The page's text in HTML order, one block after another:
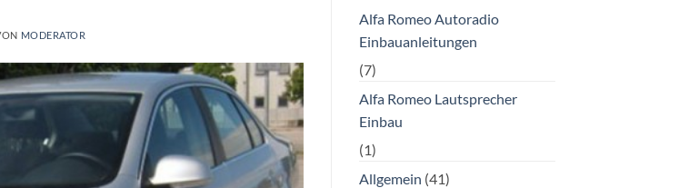
MODERATOR
Alfa Romeo Autoradio
Einbauanleitungen
(7)
Alfa Romeo Lautsprecher
Einbau
(1)
Allgemein (41)